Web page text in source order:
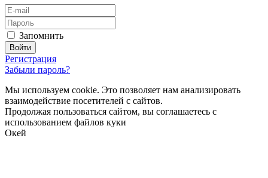
Запомнить
Регистрация
Забыли пароль?
Мы используем cookie. Это позволяет нам анализировать
взаимодействие посетителей с сайтов.
Продолжая пользоваться сайтом, вы соглашаетесь с
использованием файлов куки
Окей